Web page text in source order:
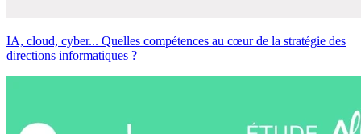
IA, cloud, cyber... Quelles compétences au cœur de la stratégie des
directions informatiques ?